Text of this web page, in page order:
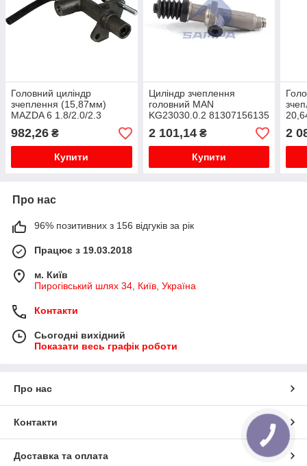
Головний циліндр
зчеплення (15,87мм)
MAZDA 6 1.8/2.0/2.3
01.02-02.08
982,26 ₴
Купити
Циліндр зчеплення
головний MAN
KG23030.0.2 81307156135
2 101,14₴
Купити
2
Про нас
96% позитивних з 156 відгуків за рік
Працює з 19.03.2018
м. Київ
Пирогівський шлях 34, Київ, Україна
Контакти
Сьогодні вихідний
Показати весь графік роботи
Про нас
Контакти
Доставка та оплата
КНОПКА
ЗВ'ЯЗКУ